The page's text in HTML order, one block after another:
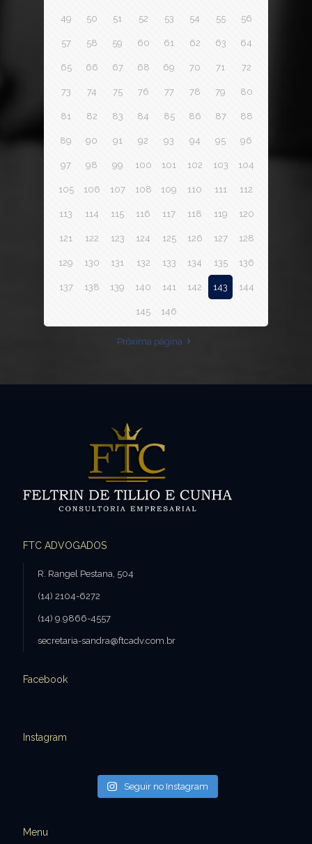
49 50 51 52 53 54 55 56
57 58 59 60 61 62 63 64
65 66 67 68 69 70 71 72
73 74 75 76 77 78 79 80
81 82 83 84 85 86 87 88
89 90 91 92 93 94 95 96
97 98 99 100 101 102 103 104
105 106 107 108 109 110 111 112
113 114 115 116 117 118 119 120
121 122 123 124 125 126 127 128
129 130 131 132 133 134 135 136
137 138 139 140 141 142 143 144
145 146
Próxima página
FTC ADVOGADOS
R. Rangel Pestana, 504
(14) 2104-6272
(14) 9.9866-4557
secretaria-sandra@ftcadv.com.br
Facebook
Instagram
Seguir no Instagram
Menu